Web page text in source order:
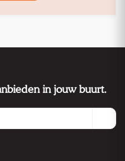
in jouw buurt.